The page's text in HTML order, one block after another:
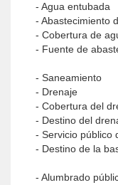
- Agua entubada
- Abastecimiento
- Cobertura de
- Fuente de
- Saneamiento
- Drenaje
- Cobertura del
- Destino del
- Servicio público
- Destino de la
- Alumbrado